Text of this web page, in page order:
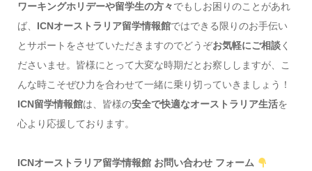
ワーキングホリデーや留学生の方々でもしお困りのことがあれ
ば、 ICNオーストラリア留学情報館ではできる限りのお手伝い
とサポートをさせていただきますのでどうぞお気軽にご相談く
ださいませ。皆様にとって大変な時期だとお察ししますが、こ
んな時こそぜひ力を合わせて一緒に乗り切っていきましょう！
ICN留学情報館は、皆様の安全で快適なオーストラリア生活を
心より応援しております。
ICNオーストラリア留学情報館 お問い合わせ フォーム